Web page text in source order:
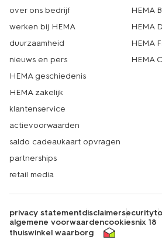
over ons bedrijf
werken bij HEMA
duurzaamheid
nieuws en pers
HEMA geschiedenis
HEMA zakelijk
klantenservice
actievoorwaarden
saldo cadeaukaart opvragen
partnerships
retail media
HEMA
HEMA
HEMA
HEMA
privacy statementdisclaimersecurity
algemene voorwaardencookiesnix 18
thuiswinkel waarborg